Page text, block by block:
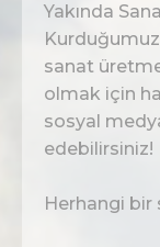
Yakında
sanat
olmak için
sosyal
edebilirsiniz!
Herhangi bir